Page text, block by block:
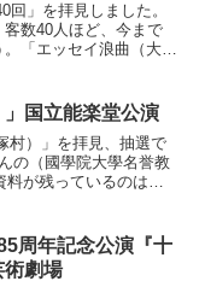
」を拝見しました。
数40人ほど、今まで
「エッセイ浪曲（大阪
」国立能楽堂公演
村）」を拝見、抽選で
の（國學院大學名誉教
が残っているのは非
周年記念公演『十
術劇場